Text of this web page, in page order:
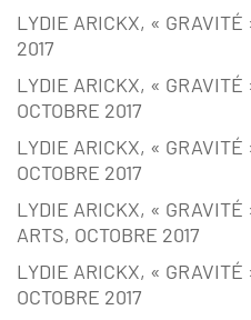
LYDIE ARICKX, «
2017
LYDIE ARICKX, «
OCTOBRE 2017
LYDIE ARICKX, « GRAVITÉ
OCTOBRE 2017
LYDIE ARICKX, «
ARTS, OCTOBRE 2017
LYDIE ARICKX, « GRAVITÉ
OCTOBRE 2017